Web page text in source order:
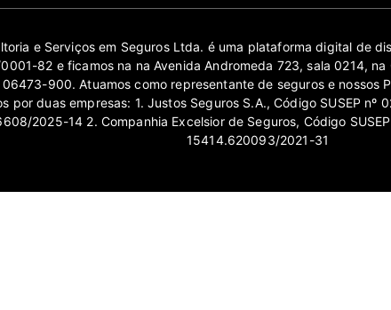
e Serviços em Seguros Ltda. é uma plataforma digital de
82 e ficamos na na Avenida Andromeda 723, sala 0214,
06473-900. Atuamos como representante de seguros e nossos
por duas empresas: 1. Justos Seguros S.A., Código SUSEP nº
2025-14 2. Companhia Excelsior de Seguros, Código
15414.620093/2021-31